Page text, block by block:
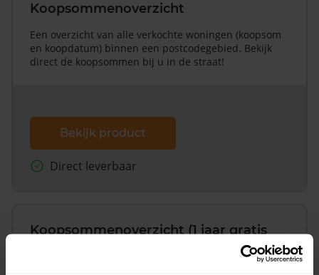
Koopsommenoverzicht
Een overzicht van alle verkochte woningen (koopsom
en koopdatum) binnen een postcodegebied. Bekijk
direct de koopsommen bij u in de straat!
Bekijk product
Direct leverbaar
Koopsommenoverzicht (1 jaar gratis